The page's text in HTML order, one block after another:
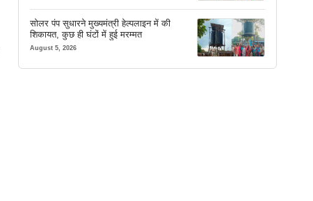
सोलर पंप सुधारने मुख्यमंत्री हेल्पलाइन में की
शिकायत, कुछ ही घंटों में हुई मरम्मत
August 5, 2026